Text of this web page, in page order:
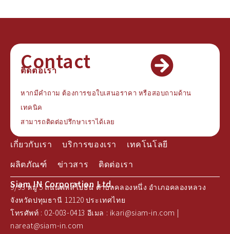
Contact
ติดต่อเรา
หากมีคำถาม ต้องการขอใบเสนอราคา หรือสอบถามด้าน
เทคนิค
สามารถติดต่อปรึกษาเราได้เลย
เกี่ยวกับเรา บริการของเรา
เทคโนโลยี
ผลิตภัณฑ์
ข่าวสาร
ติดต่อเรา
Siam IN Corporation Ltd.
9/93 หมู่ 5 ถนนพหลโยธิน ตำบลคลองหนึ่ง อำเภอคลองหลวง
จังหวัดปทุมธานี 12120 ประเทศไทย
โทรศัพท์ : 02-003-0413 อีเมล : ikari@siam-in.com |
nareat@siam-in.com